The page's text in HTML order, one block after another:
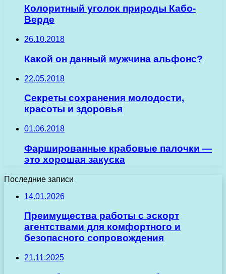
Колоритный уголок природы Кабо-
Верде
26.10.2018
Какой он данный мужчина альфонс?
22.05.2018
Секреты сохранения молодости,
красоты и здоровья
01.06.2018
Фаршированные крабовые палочки —
это хорошая закуска
Последние записи
14.01.2026
Преимущества работы с эскорт
агентствами для комфортного и
безопасного сопровождения
21.11.2025